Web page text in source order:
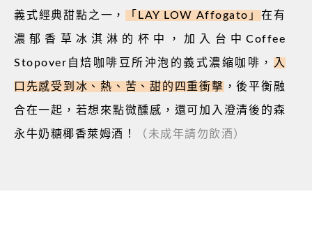
義式經典甜點之一， 「 LAY LOW Affogato 」 在有
濃郁香草冰淇淋的杯中，加入台中 Coffee
Stopover 自焙咖啡豆所沖泡的義式濃縮咖啡， 入
口先感受到冰、熱、苦、甜的四重衝擊 ，後平衡融
合在一起，若想來點微醺感，還可加入澄清後的森
永牛奶糖椰香萊姆酒！ （未成年請勿飲酒）